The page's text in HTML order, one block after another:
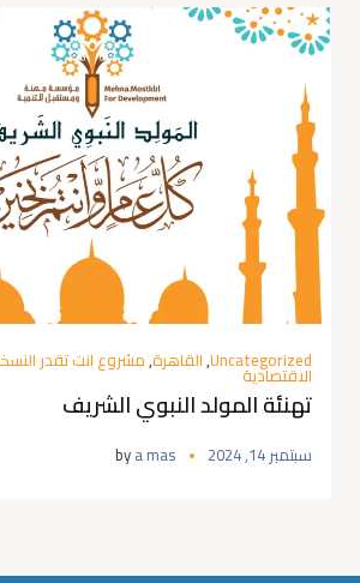
Uncategorized
,القاهرة,مشروع انت تقدر النسخة
الاقتصادية
تهنئة المولد النبوي الشريف
سبتمبر 14, 2024 bya mas